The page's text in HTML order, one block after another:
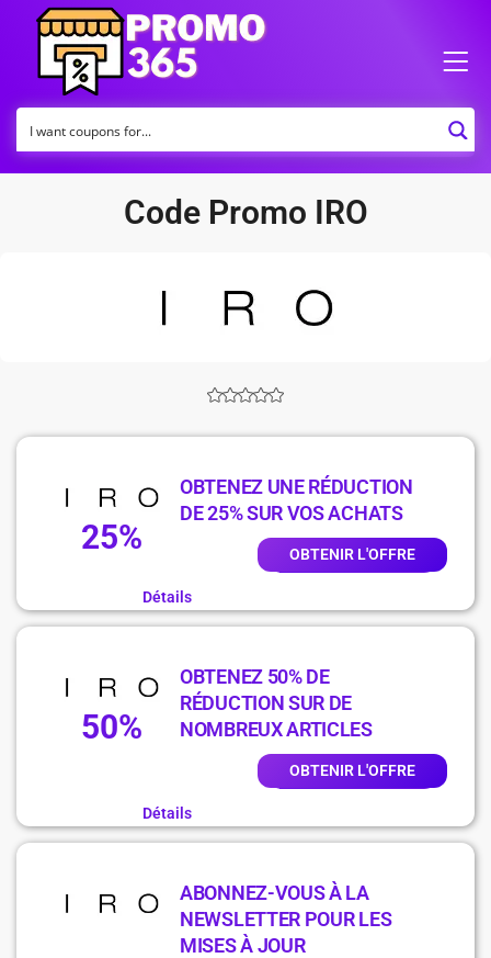
Code Promo IRO
25%
OBTENEZ UNE RÉDUCTION
DE 25% SUR VOS ACHATS
OBTENIR L'OFFRE
Détails
50%
OBTENEZ 50% DE
RÉDUCTION SUR DE
NOMBREUX ARTICLES
OBTENIR L'OFFRE
Détails
ABONNEZ-VOUS À LA
NEWSLETTER POUR LES
MISES À JOUR